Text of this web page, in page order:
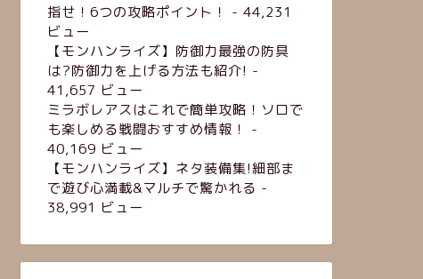
指せ！6つの攻略ポイント！
- 44,231
ビュー
【モンハンライズ】防御力最強の防具
は?防御力を上げる方法も紹介! -
41,657 ビュー
ミラボレアスはこれで簡単攻略！ソロで
も楽しめる戦闘おすすめ情報！
-
40,169 ビュー
【モンハンライズ】ネタ装備集!細部ま
で遊び心満載&マルチで驚かれる -
38,991 ビュー